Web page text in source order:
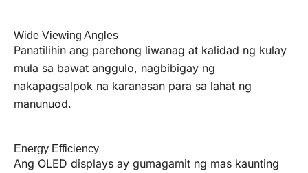
Wide Viewing Angles
Panatilihin ang parehong liwanag at kalidad ng kulay
mula sa bawat anggulo, nagbibigay ng
nakapagsalpok na karanasan para sa lahat ng
manunuod.
Energy Efficiency
Ang OLED displays ay gumagamit ng mas kaunting